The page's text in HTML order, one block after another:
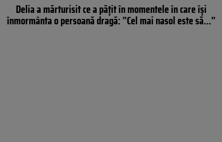
Delia a mărturisit ce a pățit în momentele în care își
înmormânta o persoană dragă: ”Cel mai nasol este să…”